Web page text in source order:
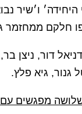
היחידה׳ ו׳שיר
חלקם ממחזמר
דור, ניצן
גנור, גיא פלץ.
מפגשים עם